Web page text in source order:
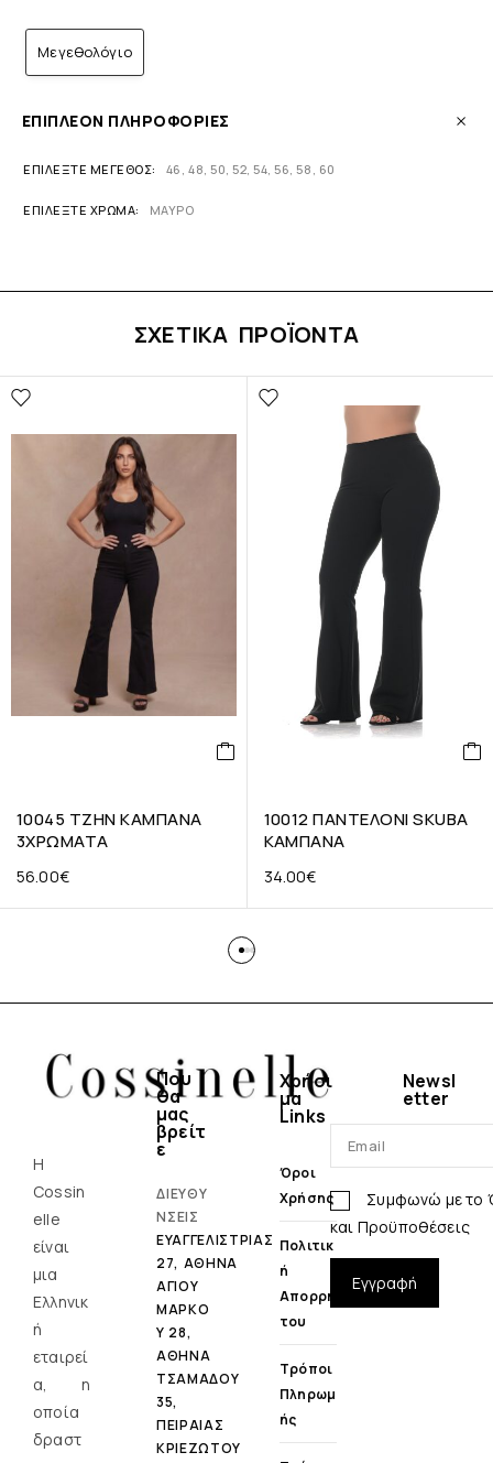
Μεγεθολόγιο
ΕΠΙΠΛΈΟΝ ΠΛΗΡΟΦΟΡΊΕΣ
ΕΠΙΛΈΞΤΕ ΜΈΓΕΘΟΣ 46 , 48,50,52,54,56,58 , 60
ΕΠΙΛΈΞΤΕ ΧΡΏΜΑ ΜΑΥΡΟ
ΣΧΕΤΙΚΆ ΠΡΟΪΌΝΤΑ
10045 ΤΖΗΝ ΚΑΜΠΑΝΑ
3ΧΡΩΜΑΤΑ
56.00€
10012 ΠΑΝΤΕΛΟΝΙ SKUBA
ΚΑΜΠΑΝΑ
34.00€
Η
Cossin
elle
είναι
μια
Ελληνικ
ή
εταιρεί
α, η
οποία
δραστ
Που
θα
μας
βρείτ
ε
ΔΙΕΥΘΥ
ΝΣΕΙΣ
ΕΥΑΓΓΕΛΙΣΤΡΙΑΣ
27, ΑΘΗΝΑ
ΑΓΙΟΥ
ΜΑΡΚΟ
Υ 28,
ΑΘΗΝΑ
ΤΣΑΜΑΔΟΥ
35,
ΠΕΙΡΑΙΑΣ
ΚΡΙΕΖΩΤΟΥ
Χρήσι
μα
Links
Όροι
Χρήσης
Πολιτικ
Ή
Απορρή
Του
Τρόποι
Πληρωμ
Ής
Newsl
etter
Συμφωνώ με το
και Προϋποθέσεις
Εγγραφή